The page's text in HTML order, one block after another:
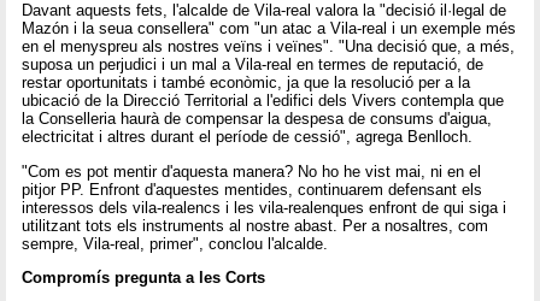
Davant aquests fets, l'alcalde de Vila-real valora la "decisió il·legal de
Mazón i la seua consellera" com "un atac a Vila-real i un exemple més
en el menyspreu als nostres veïns i veïnes". "Una decisió que, a més,
suposa un perjudici i un mal a Vila-real en termes de reputació, de
restar oportunitats i també econòmic, ja que la resolució per a la
ubicació de la Direcció Territorial a l'edifici dels Vivers contempla que
la Conselleria haurà de compensar la despesa de consums d'aigua,
electricitat i altres durant el període de cessió", agrega Benlloch.
"Com es pot mentir d'aquesta manera? No ho he vist mai, ni en el
pitjor PP. Enfront d'aquestes mentides, continuarem defensant els
interessos dels vila-realencs i les vila-realenques enfront de qui siga i
utilitzant tots els instruments al nostre abast. Per a nosaltres, com
sempre, Vila-real, primer", conclou l'alcalde.
Compromís pregunta a les Corts